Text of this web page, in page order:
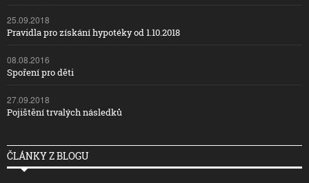
25.09.2018
Pravidla pro získání hypotéky od 1.10.2018
08.08.2016
Spoření pro děti
27.09.2018
Pojištění trvalých následků
ČLÁNKY Z BLOGU